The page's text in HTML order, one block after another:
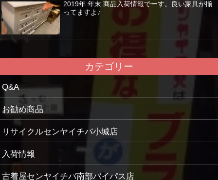
2019年 年末 商品入荷情報でーす。良い家具が揃
ってますよ♪
カテゴリー
Q&A
お勧め商品
リサイクルセンヤイチバ小城店
入荷情報
古着屋センヤイチバ南部バイパス店